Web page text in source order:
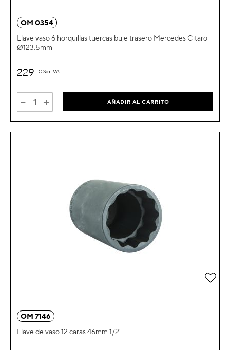
OM 0354
Llave vaso 6 horquillas tuercas buje trasero Mercedes Citaro
Ø123.5mm
229 € Sin IVA
- + AÑADIR AL CARRITO
OM 7146
Llave de vaso 12 caras 46mm 1/2"